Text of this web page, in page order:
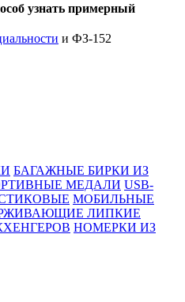
узнать примерный
и ФЗ-152
БАГАЖНЫЕ БИРКИ ИЗ
МЕДАЛИ USB-
МОБИЛЬНЫЕ
ЛИПКИЕ
НОМЕРКИ ИЗ